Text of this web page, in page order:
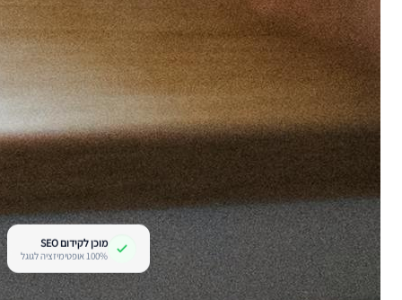
מוכן לקידום SEO